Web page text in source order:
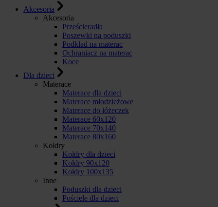
Akcesoria
Akcesoria
Prześcieradła
Poszewki na poduszki
Podkład na materac
Ochraniacz na materac
Koce
Dla dzieci
Materace
Materace dla dzieci
Materace młodzieżowe
Materace do łóżeczek
Materace 60x120
Materace 70x140
Materace 80x160
Kołdry
Kołdry dla dzieci
Kołdry 90x120
Kołdry 100x135
Inne
Poduszki dla dzieci
Pościele dla dzieci